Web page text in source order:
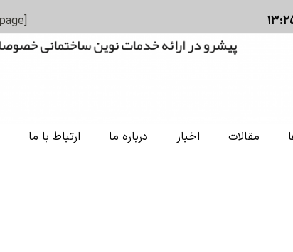
[dm-page]
مقالات اخبار درباره ما ارتباط با ما